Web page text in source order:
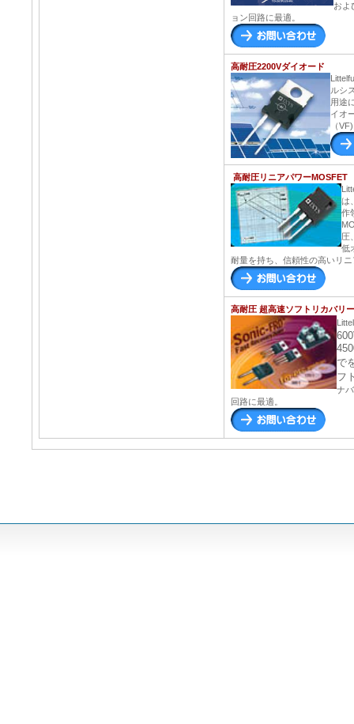
およ
ョン回路に最適。
高耐圧2200Vダイオード
ルシ
用途
イオ
（
高耐圧リニアパワーMOSFET
は
作
圧
低
耐量を持ち、信頼性の高いリ
高耐圧 超高速ソフトリカバリ
で
フ
ナ
回路に最適。